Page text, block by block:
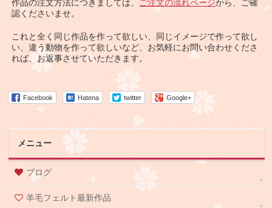
作品の注文方法につきましては、 ご注文の流れページから、ご確
認くださいませ。
これと全く同じ作品を作って欲しい、同じイメージで作って欲し
い、違う動物を作って欲しいなど、お気軽にお問い合わせくださ
れば、お返事させていただきます。
Facebook Hatena twitter Google+
メニュー
ブログ
羊毛フェルト最新作品